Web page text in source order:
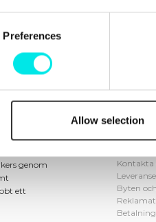
Preferences
Allow selection
som
genom
ett
Info
Kontakta
Byten